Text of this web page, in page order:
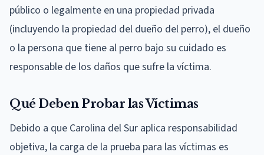
público o legalmente en una propiedad privada
(incluyendo la propiedad del dueño del perro), el dueño
o la persona que tiene al perro bajo su cuidado es
responsable de los daños que sufre la víctima.
Qué Deben Probar las Víctimas
Debido a que Carolina del Sur aplica responsabilidad
objetiva, la carga de la prueba para las víctimas es